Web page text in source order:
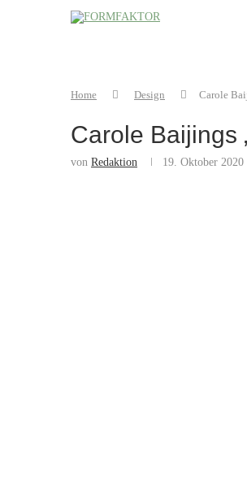
Home Design Carole
Carole Baijings
von Redaktion 19. Oktober 2020